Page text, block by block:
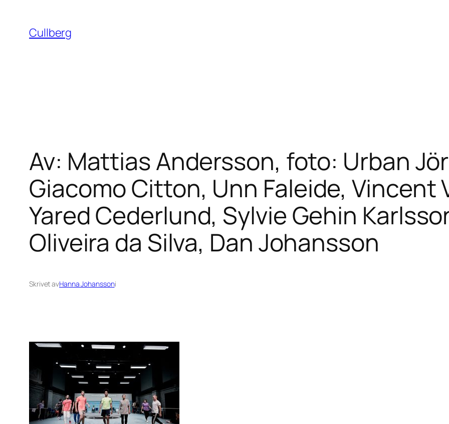
innehåll
Cullberg
Av: Mattias Andersson, foto: Urban
Giacomo Citton, Unn Faleide, Vincent
Yared Cederlund, Sylvie Gehin
Oliveira da Silva, Dan Johansson
Skrivet avHanna Johanssoni